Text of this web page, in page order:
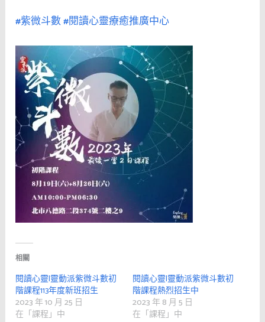
#紫微斗數#閱讀心靈療癒推廣中心
相關
閱讀心靈|靈動派紫微斗數初
階課程113年度新班招生
2023 年 10 月 25 日
在「課程」中
閱讀心靈|靈動派紫微斗數初
階課程熱烈招生中
2023 年 8 月 5 日
在「課程」中